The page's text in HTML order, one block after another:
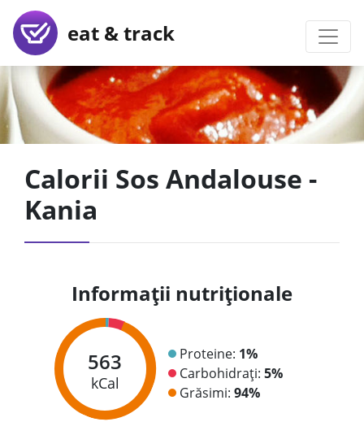
eat & track
Calorii Sos Andalouse -
Kania
Informații nutriționale
563
kCal
Proteine: 1%
Carbohidrați: 5%
Grăsimi: 94%